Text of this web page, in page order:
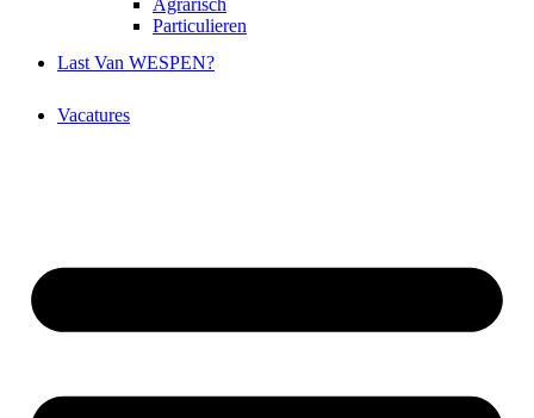
Particulieren
Last Van WESPEN?
Vacatures